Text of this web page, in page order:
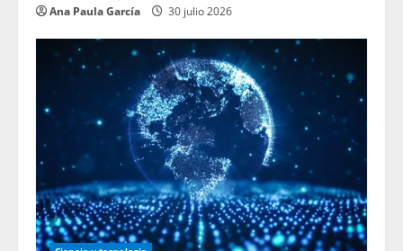
Ana Paula García 30 julio 2026